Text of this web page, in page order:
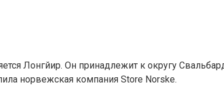
Лонгйир. Он принадлежит к округу
норвежская компания Store Norske.